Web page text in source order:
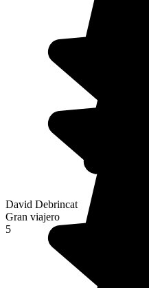
David Debrincat
Gran viajero
5